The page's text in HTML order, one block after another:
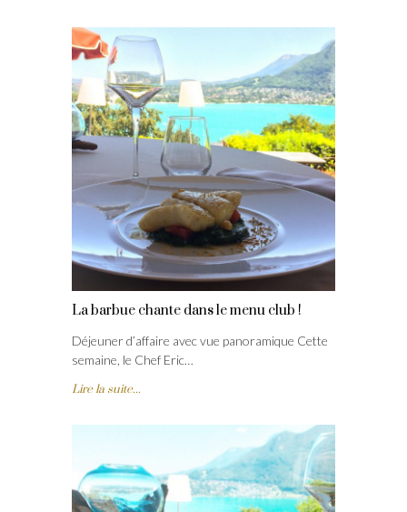
La barbue chante dans le menu club !
Déjeuner d’affaire avec vue panoramique Cette
semaine, le Chef Eric…
Lire la suite...